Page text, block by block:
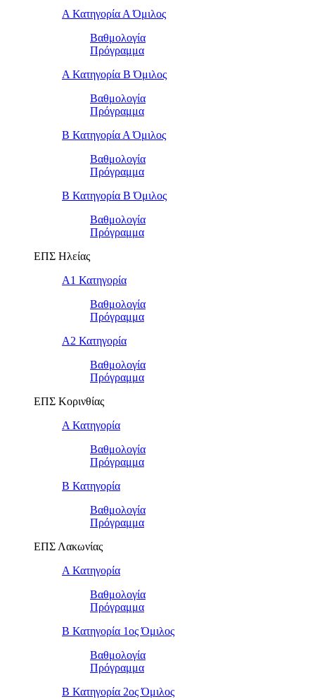
Α Κατηγορία Α Όμιλος
Βαθμολογία
Πρόγραμμα
Α Κατηγορία Β Όμιλος
Βαθμολογία
Πρόγραμμα
Β Κατηγορία Α Όμιλος
Βαθμολογία
Πρόγραμμα
Β Κατηγορία Β Όμιλος
Βαθμολογία
Πρόγραμμα
ΕΠΣ Ηλείας
Α1 Κατηγορία
Βαθμολογία
Πρόγραμμα
Α2 Κατηγορία
Βαθμολογία
Πρόγραμμα
ΕΠΣ Κορινθίας
Α Κατηγορία
Βαθμολογία
Πρόγραμμα
Β Κατηγορία
Βαθμολογία
Πρόγραμμα
ΕΠΣ Λακωνίας
Α Κατηγορία
Βαθμολογία
Πρόγραμμα
Β Κατηγορία 1ος Όμιλος
Βαθμολογία
Πρόγραμμα
Β Κατηγορία 2ος Όμιλος